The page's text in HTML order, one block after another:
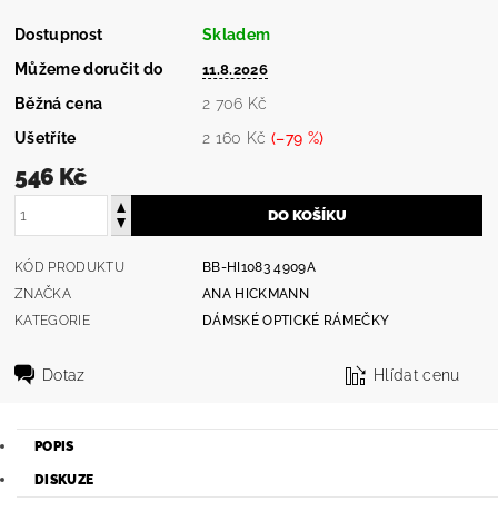
Dostupnost
Skladem
Můžeme doručit do
11.8.2026
Běžná cena
2 706 Kč
Ušetříte
2 160 Kč (–79 %)
546 Kč
KÓD PRODUKTU
BB-HI1083 4909A
ZNAČKA
ANA HICKMANN
KATEGORIE
DÁMSKÉ OPTICKÉ RÁMEČKY
Dotaz Hlídat cenu
POPIS
DISKUZE